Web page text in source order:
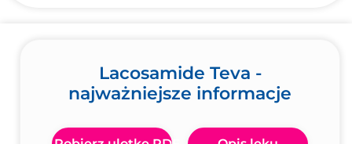
Lacosamide Teva -
najważniejsze informacje